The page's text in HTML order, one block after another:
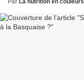
Par La nutrition en couleurs